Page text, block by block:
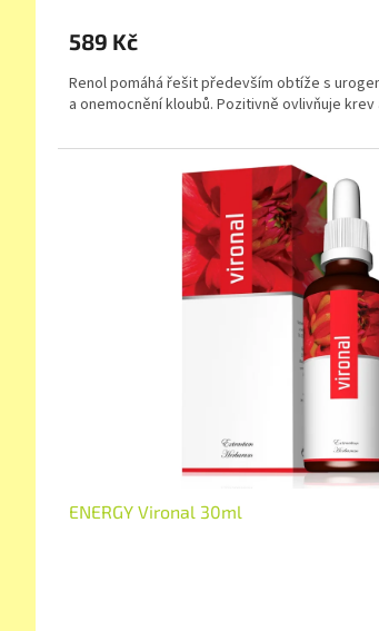
589 Kč
Renol pomáhá řešit především obtíže s
a onemocnění kloubů. Pozitivně ovlivňuje krev
ENERGY Vironal 30ml